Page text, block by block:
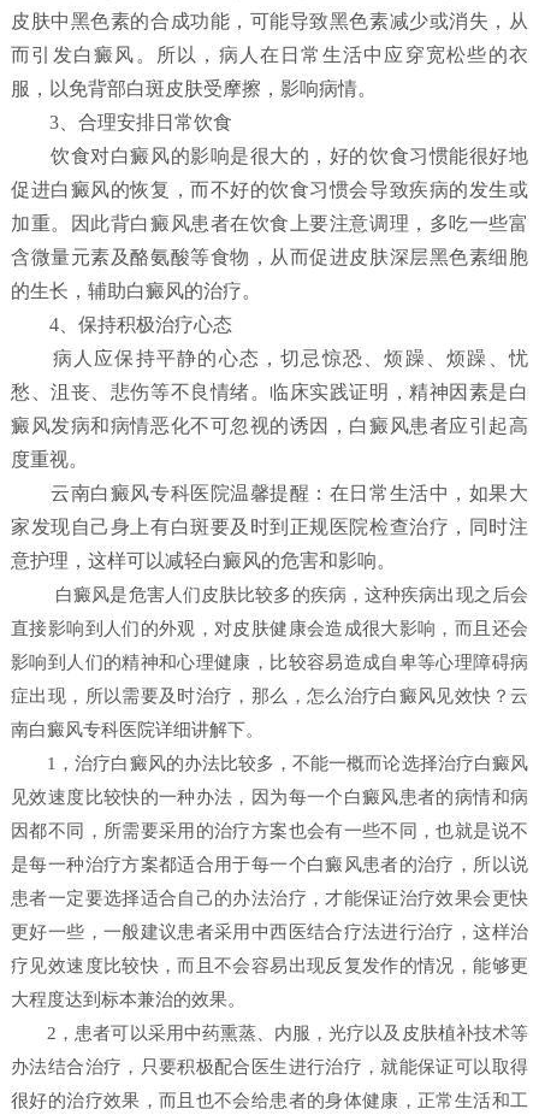
皮肤中黑色素的合成功能，可能导致黑色素减少或消失，从
而引发白癜风。所以，病人在日常生活中应穿宽松些的衣
服，以免背部白斑皮肤受摩擦，影响病情。
3、合理安排日常饮食
饮食对白癜风的影响是很大的，好的饮食习惯能很好地
促进白癜风的恢复，而不好的饮食习惯会导致疾病的发生或
加重。因此背白癜风患者在饮食上要注意调理，多吃一些富
含微量元素及酪氨酸等食物，从而促进皮肤深层黑色素细胞
的生长，辅助白癜风的治疗。
4、保持积极治疗心态
病人应保持平静的心态，切忌惊恐、烦躁、烦躁、忧
愁、沮丧、悲伤等不良情绪。临床实践证明，精神因素是白
癜风发病和病情恶化不可忽视的诱因，白癜风患者应引起高
度重视。
云南白癜风专科医院温馨提醒：在日常生活中，如果大
家发现自己身上有白斑要及时到正规医院检查治疗，同时注
意护理，这样可以减轻白癜风的危害和影响。
白癜风是危害人们皮肤比较多的疾病，这种疾病出现之后会
直接影响到人们的外观，对皮肤健康会造成很大影响，而且还会
影响到人们的精神和心理健康，比较容易造成自卑等心理障碍病
症出现，所以需要及时治疗，那么，怎么治疗白癜风见效快？ 云
南白癜风专科医院详细讲解下。
1，治疗白癜风的办法比较多，不能一概而论选择治疗白癜风
见效速度比较快的一种办法，因为每一个白癜风患者的病情和病
因都不同，所需要采用的治疗方案也会有一些不同，也就是说不
是每一种治疗方案都适合用于每一个白癜风患者的治疗，所以说
患者一定要选择适合自己的办法治疗，才能保证治疗效果会更快
更好一些，一般建议患者采用中西医结合疗法进行治疗，这样治
疗见效速度比较快，而且不会容易出现反复发作的情况，能够更
大程度达到标本兼治的效果。
2，患者可以采用中药熏蒸、内服，光疗以及皮肤植补技术等
办法结合治疗，只要积极配合医生进行治疗，就能保证可以取得
很好的治疗效果，而且也不会给患者的身体健康，正常生活和工